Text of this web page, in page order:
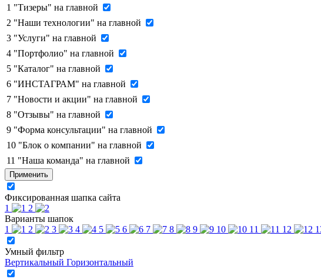
1 "Тизеры" на главной
2 "Наши технологии" на главной
3 "Услуги" на главной
4 "Портфолио" на главной
5 "Каталог" на главной
6 "ИНСТАГРАМ" на главной
7 "Новости и акции" на главной
8 "Отзывы" на главной
9 "Форма консультации" на главной
10 "Блок о компании" на главной
11 "Наша команда" на главной
Применить
Фиксированная шапка сайта
1
2
Варианты шапок
1
2 3 4 5 6 7 8 9 10 11 12
Умный фильтр
Вертикальный Горизонтальный